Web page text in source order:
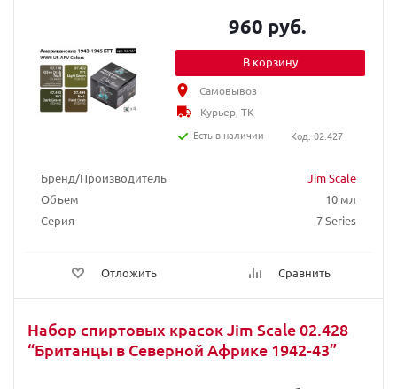
Бренд/Производитель
Jim Scale
Объем
10 мл
Серия
7 Series
Отложить Сравнить
960 руб.
В корзину
Самовывоз
Курьер, ТК
Есть в наличии
Код: 02.427
Набор спиртовых красок Jim Scale 02.428
“Британцы в Северной Африке 1942-43”